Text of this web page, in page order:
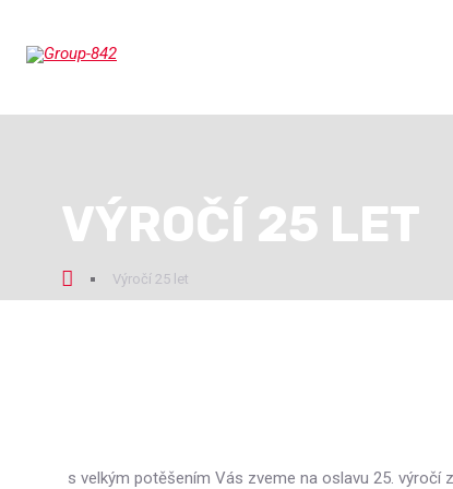
VÝROČÍ 25 LET
Výročí 25 let
s velkým potěšením Vás zveme na oslavu 25. výročí